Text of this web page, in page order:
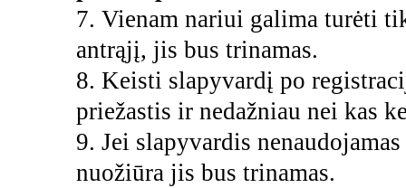
7. Vienam nariui galima turėti
antrąjį, jis bus trinamas.
8. Keisti slapyvardį po
priežastis ir nedažniau nei kas
9. Jei slapyvardis
nuožiūra jis bus trinamas.